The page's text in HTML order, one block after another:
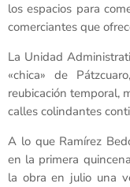
los espacios para
comerciantes que
La Unidad
«chica» de
reubicación temporal,
calles colindantes
A lo que Ramírez
en la primera
la obra en julio una